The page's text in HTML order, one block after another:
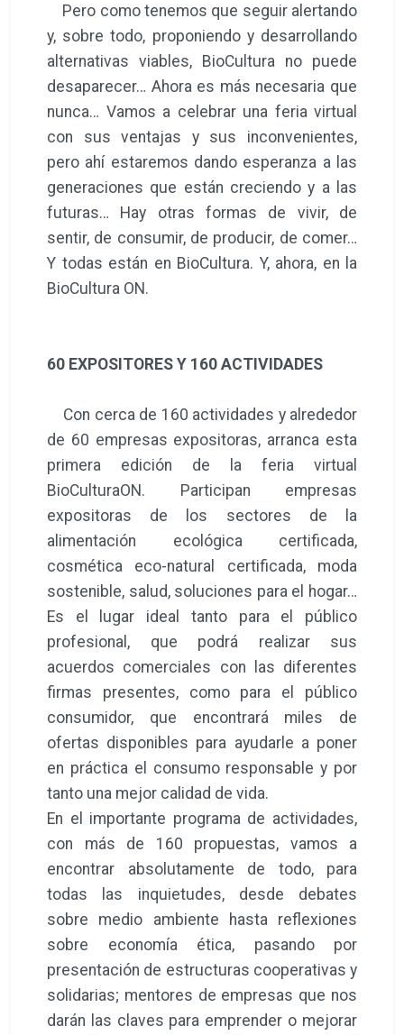
Pero como tenemos que seguir alertando
y, sobre todo, proponiendo y desarrollando
alternativas viables, BioCultura no puede
desaparecer… Ahora es más necesaria que
nunca… Vamos a celebrar una feria virtual
con sus ventajas y sus inconvenientes,
pero ahí estaremos dando esperanza a las
generaciones que están creciendo y a las
futuras… Hay otras formas de vivir, de
sentir, de consumir, de producir, de comer…
Y todas están en BioCultura. Y, ahora, en la
BioCultura ON.
60 EXPOSITORES Y 160 ACTIVIDADES
Con cerca de 160 actividades y alrededor
de 60 empresas expositoras, arranca esta
primera edición de la feria virtual
BioCulturaON. Participan empresas
expositoras de los sectores de la
alimentación ecológica certificada,
cosmética eco-natural certificada, moda
sostenible, salud, soluciones para el hogar…
Es el lugar ideal tanto para el público
profesional, que podrá realizar sus
acuerdos comerciales con las diferentes
firmas presentes, como para el público
consumidor, que encontrará miles de
ofertas disponibles para ayudarle a poner
en práctica el consumo responsable y por
tanto una mejor calidad de vida.
En el importante programa de actividades,
con más de 160 propuestas, vamos a
encontrar absolutamente de todo, para
todas las inquietudes, desde debates
sobre medio ambiente hasta reflexiones
sobre economía ética, pasando por
presentación de estructuras cooperativas y
solidarias; mentores de empresas que nos
darán las claves para emprender o mejorar